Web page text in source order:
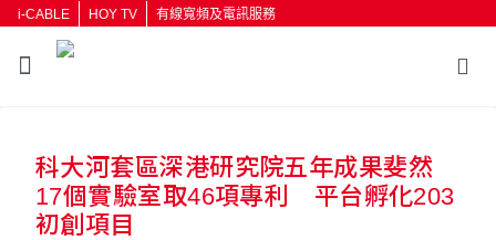
i-CABLE HOY TV 有線寬頻及電訊服務
按輸入鍵開始搜尋
科大河套區深港研究院五年成果斐然
17個實驗室取46項專利 平台孵化203
初創項目